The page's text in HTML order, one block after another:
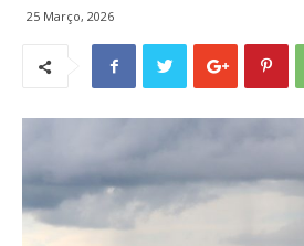
25 Março, 2026